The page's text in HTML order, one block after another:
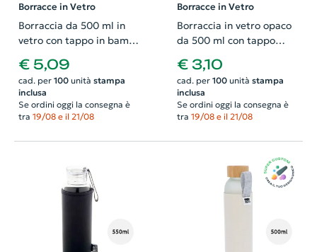
Borracce in Vetro
Borraccia da 500 ml in
vetro con tappo in bambù
€ 5,09
cad. per 100unità stampa
inclusa
Se ordini oggi la consegna è
tra 19/08 e il 21/08
Borracce in Vetro
Borraccia in vetro opaco
da 500 ml con tappo
€ 3,10
cad. per 100unità stampa
inclusa
Se ordini oggi la consegna è
tra 19/08 e il 21/08